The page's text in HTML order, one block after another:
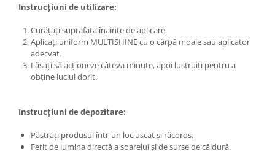
Instrucțiuni de utilizare:
Curățați suprafața înainte de aplicare.
Aplicați uniform MULTISHINE cu o cârpă moale sau aplicator
adecvat.
Lăsați să acționeze câteva minute, apoi lustruiți pentru a
obține luciul dorit.
Instrucțiuni de depozitare:
Păstrați produsul într-un loc uscat și răcoros.
Ferit de lumina directă a soarelui și de surse de căldură.